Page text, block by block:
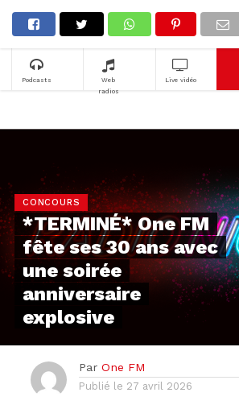
Podcasts
Web
radios
Live vidéo
CONCOURS
*TERMINÉ* One FM
fête ses 30 ans avec
une soirée
anniversaire
explosive
Par One FM
Publié le 27 avril 2026